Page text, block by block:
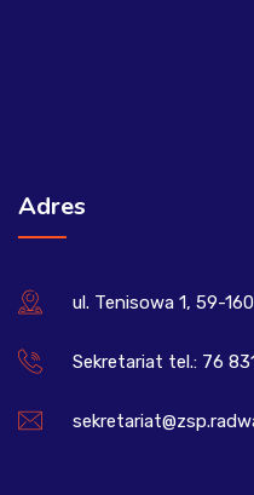
Adres
ul. Tenisowa 1, 59-
Sekretariat tel.: 76